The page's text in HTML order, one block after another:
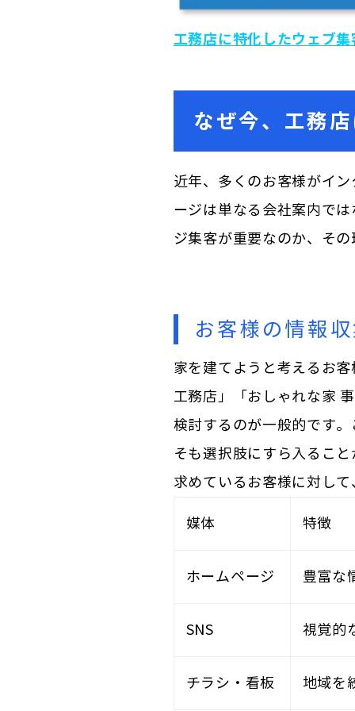
工務店に特化したウェブ
なぜ今、工務
近年、多くのお客様がイ
ージは単なる会社案内で
ジ集客が重要なのか、そ
お客様の情報
家を建てようと考えるお
工務店」「おしゃれな家
検討するのが一般的です
そも選択肢にすら入るこ
求めているお客様に対し
媒体 特徴
ホームページ 豊富な
SNS 視覚的
チラシ・看板 地域を